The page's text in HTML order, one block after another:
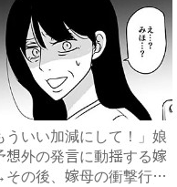
ういい加減にして！」娘
想外の発言に動揺する嫁
の後、嫁母の衝撃行動